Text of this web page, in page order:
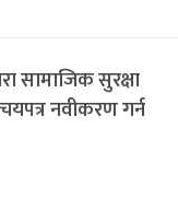
सामाजिक सुरक्षा
नवीकरण गर्न